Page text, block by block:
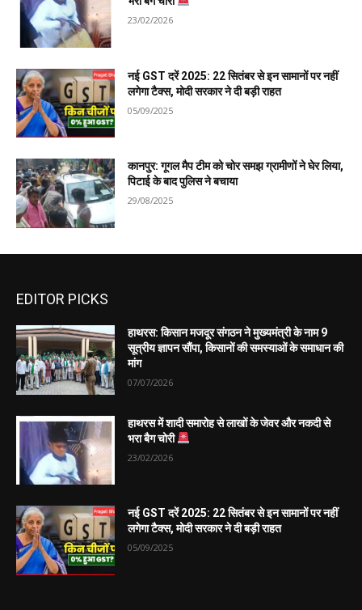
23/02/2026
नई GST दरें 2025: 22 सितंबर से इन सामानों पर नहीं
लगेगा टैक्स, मोदी सरकार ने दी बड़ी राहत
05/09/2025
कानपुर: गूगल मैप टीम को चोर समझ ग्रामीणों ने घेर लिया,
पिटाई के बाद पुलिस ने बचाया
29/08/2025
EDITOR PICKS
हाथरस: किसान मजदूर संगठन ने मुख्यमंत्री के नाम 9
सूत्रीय ज्ञापन सौंपा, किसानों की समस्याओं के समाधान की
मांग
07/07/2026
हाथरस में शादी समारोह से लाखों के जेवर और नकदी से
भरा बैग चोरी
23/02/2026
नई GST दरें 2025: 22 सितंबर से इन सामानों पर नहीं
लगेगा टैक्स, मोदी सरकार ने दी बड़ी राहत
05/09/2025